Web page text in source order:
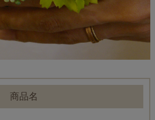
商品名